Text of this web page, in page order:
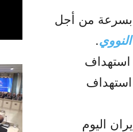
بسرعة من أجل
.
استهداف
استهداف
اليوم